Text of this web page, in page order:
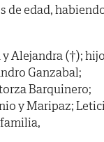
de edad,
Alejandra (†);
Ganzabal;
Barquinero;
y Maripaz;